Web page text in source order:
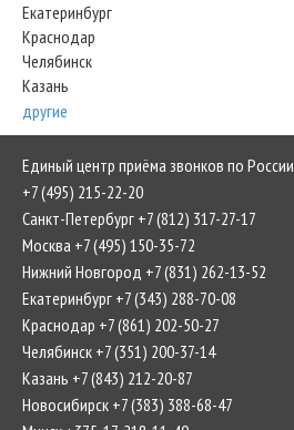
Екатеринбург
Краснодар
Челябинск
Казань
другие
Единый центр приёма звонков по России
+7 (495) 215-22-20
Санкт-Петербург +7 (812) 317-27-17
Москва +7 (495) 150-35-72
Нижний Новгород +7 (831) 262-13-52
Екатеринбург +7 (343) 288-70-08
Краснодар +7 (861) 202-50-27
Челябинск +7 (351) 200-37-14
Казань +7 (843) 212-20-87
Новосибирск +7 (383) 388-68-47